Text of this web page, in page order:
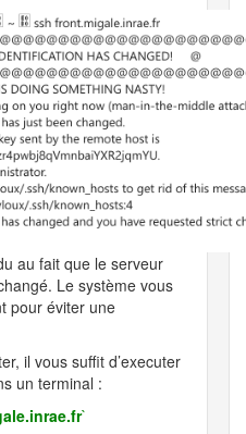
au fait que le serveur
Le système vous
pour éviter une
il vous suffit d’executer
un terminal :
`